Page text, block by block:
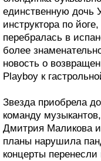
единственную дочь
инструктора по
перебралась в
более
новость о
Playboy к
Звезда приобрела
команду
Дмитрия Маликова
планы нарушила
концерты